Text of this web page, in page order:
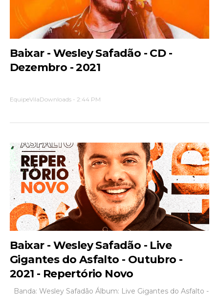
Baixar - Wesley Safadão - CD -
Dezembro - 2021
EquipeVilaDownloads - 2:44 PM
Baixar - Wesley Safadão - Live
Gigantes do Asfalto - Outubro -
2021 - Repertório Novo
Banda: Wesley Safadão Álbum: Live Gigantes do Asfalto -